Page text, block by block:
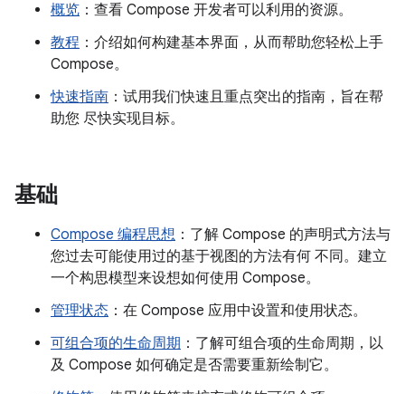
概览 ：查看 Compose 开发者可以利用的资源。
教程 ：介绍如何构建基本界面，从而帮助您轻松上手
Compose。
快速指南 ：试用我们快速且重点突出的指南，旨在帮
助您 尽快实现目标。
基础
Compose 编程思想 ：了解 Compose 的声明式方法与
您过去可能使用过的基于视图的方法有何 不同。建立
一个构思模型来设想如何使用 Compose。
管理状态 ：在 Compose 应用中设置和使用状态。
可组合项的生命周期 ：了解可组合项的生命周期，以
及 Compose 如何确定是否需要重新绘制它。